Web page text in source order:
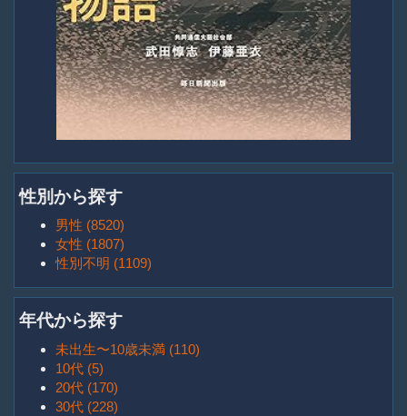
性別から探す
男性 (8520)
女性 (1807)
性別不明 (1109)
年代から探す
未出生〜10歳未満 (110)
10代 (5)
20代 (170)
30代 (228)